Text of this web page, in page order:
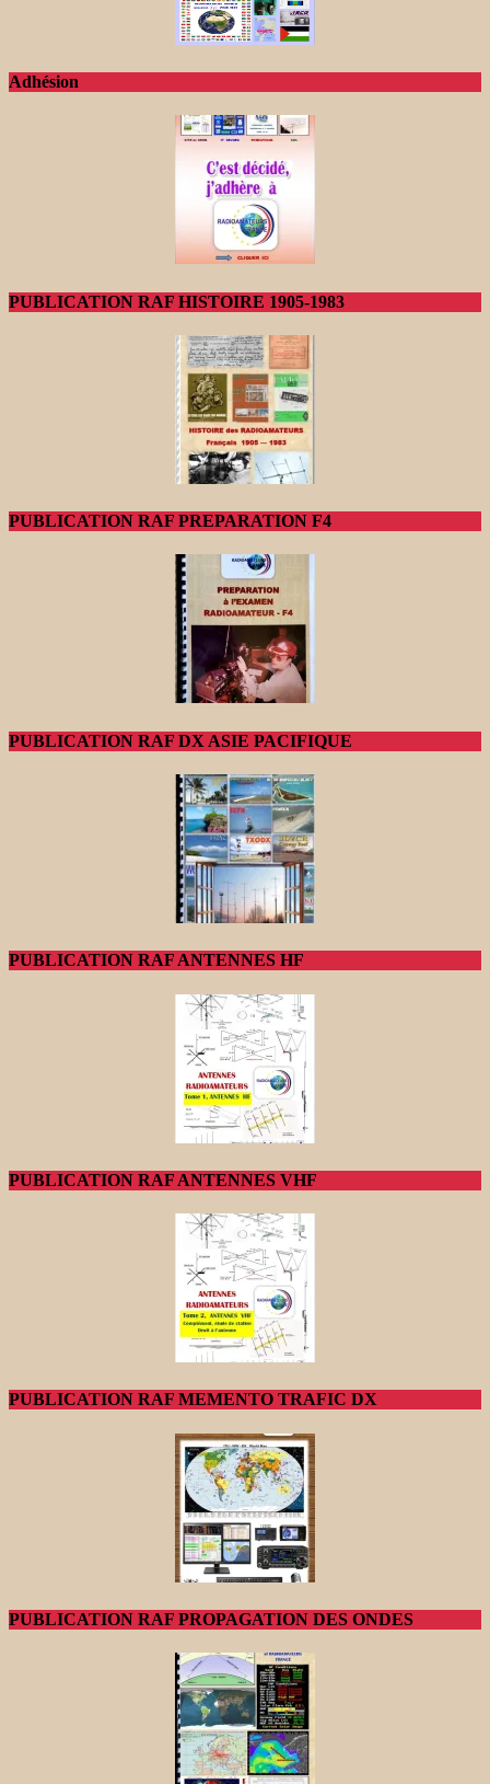
Adhésion
PUBLICATION RAF HISTOIRE 1905-1983
PUBLICATION RAF PREPARATION F4
PUBLICATION RAF DX ASIE PACIFIQUE
PUBLICATION RAF ANTENNES HF
PUBLICATION RAF ANTENNES VHF
PUBLICATION RAF MEMENTO TRAFIC DX
PUBLICATION RAF PROPAGATION DES ONDES